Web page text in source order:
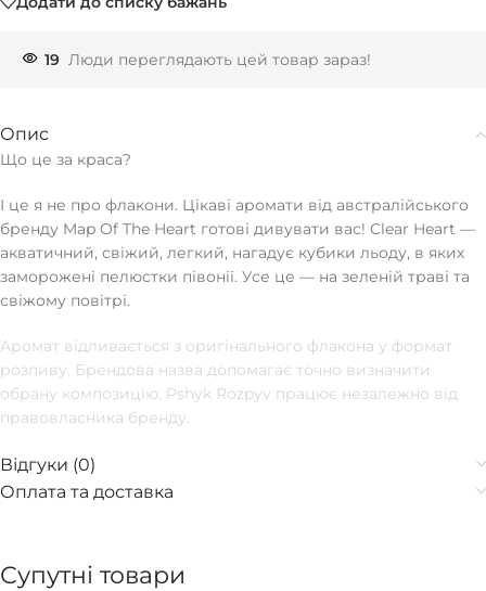
19 Люди переглядають цей товар зараз!
Опис
Що це за краса?
І це я не про флакони. Цікаві аромати від австралійського
бренду Map Of The Heart готові дивувати вас! Clear Heart —
акватичний, свіжий, легкий, нагадує кубики льоду, в яких
заморожені пелюстки півонії. Усе це — на зеленій траві та
свіжому повітрі.
Аромат відливається з оригінального флакона у формат
розпиву. Брендова назва допомагає точно визначити
обрану композицію. Pshyk Rozpyv працює незалежно від
правовласника бренду.
Відгуки (0)
Оплата та доставка
Супутні товари